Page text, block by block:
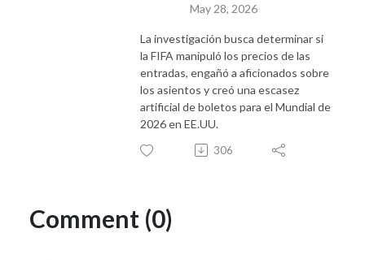
May 28, 2026
La investigación busca determinar si
la FIFA manipuló los precios de las
entradas, engañó a aficionados sobre
los asientos y creó una escasez
artificial de boletos para el Mundial de
2026 en EE.UU.
306
Comment (0)